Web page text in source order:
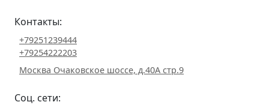
Контакты:
+79251239444
+79254222203
Москва Очаковское шоссе, д.40А стр.9
Соц. сети: